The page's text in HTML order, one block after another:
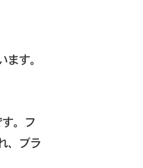
す。
。フ
、ブラ